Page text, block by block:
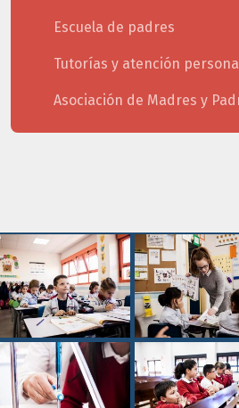
Escuela de padres
Tutorías y atención
Asociación de Madres y